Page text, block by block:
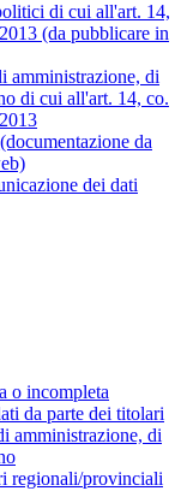
di cui all'art. 14,
(da pubblicare in
amministrazione, di
di cui all'art. 14, co.
da
dei dati
o incompleta
da parte dei titolari
amministrazione, di
regionali/provinciali